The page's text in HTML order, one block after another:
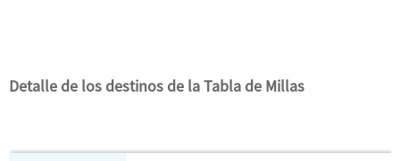
Detalle de los destinos de la Tabla de Millas